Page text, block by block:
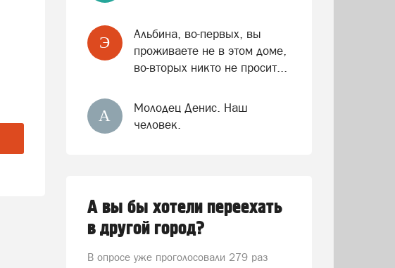
Э
Альбина, во-первых, вы
проживаете не в этом доме,
во-вторых никто не просит...
А
Молодец Денис. Наш
человек.
А вы бы хотели переехать
в другой город?
В опросе уже проголосовали 279 раз